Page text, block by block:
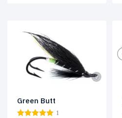
Green Butt
1